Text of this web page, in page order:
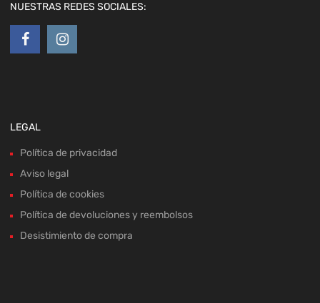
NUESTRAS REDES SOCIALES:
LEGAL
Política de privacidad
Aviso legal
Política de cookies
Política de devoluciones y reembolsos
Desistimiento de compra